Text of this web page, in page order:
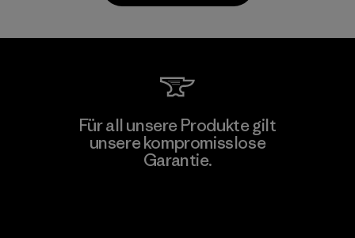
Kanaan Bao Loc Co., Ltd.
Für all unsere Produkte gilt
unsere kompromisslose
Garantie.